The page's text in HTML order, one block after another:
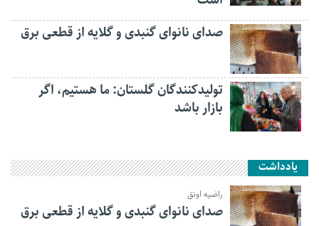
صدای نانوای گنبدی و گلایه از قطعی برق
تولیدکنندگان گلستان: ما هستیم، اگر
بازار باشد
یادداشت
راضیه اونق
صدای نانوای گنبدی و گلایه از قطعی برق